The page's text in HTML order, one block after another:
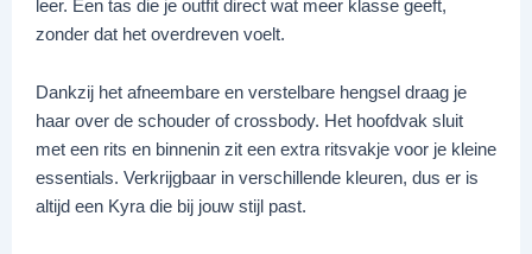
leer. Een tas die je outfit direct wat meer klasse geeft,
zonder dat het overdreven voelt.
Dankzij het afneembare en verstelbare hengsel draag je
haar over de schouder of crossbody. Het hoofdvak sluit
met een rits en binnenin zit een extra ritsvakje voor je kleine
essentials. Verkrijgbaar in verschillende kleuren, dus er is
altijd een Kyra die bij jouw stijl past.